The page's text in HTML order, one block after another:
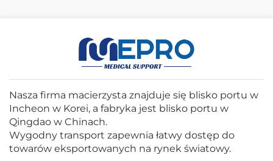
Nasza firma macierzysta znajduje się blisko portu w
Incheon w Korei, a fabryka jest blisko portu w
Qingdao w Chinach.
Wygodny transport zapewnia łatwy dostęp do
towarów eksportowanych na rynek światowy.